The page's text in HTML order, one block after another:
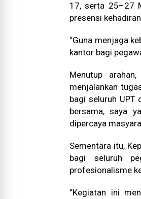
17, serta 25–27
presensi
“Guna menjaga
kantor bagi
Menutup
menjalankan
bagi seluruh UPT
bersama, saya
dipercaya
Sementara itu,
bagi seluruh
profesionalisme
“Kegiatan ini